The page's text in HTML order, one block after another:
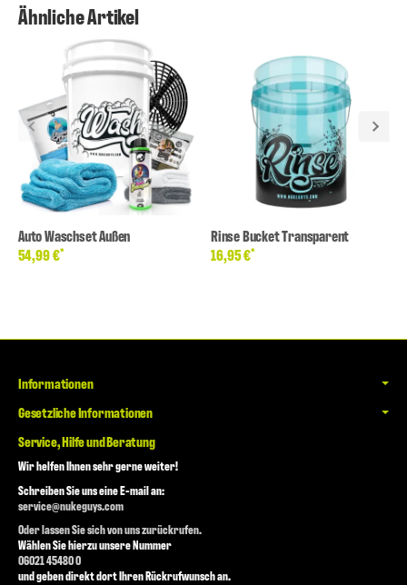
Ähnliche Artikel
Auto Waschset Außen
54,99 €*
Rinse Bucket Transparent
16,95 €*
Informationen
Gesetzliche Informationen
Service, Hilfe und Beratung
Wir helfen Ihnen sehr gerne weiter!
Schreiben Sie uns eine E-mail an:
service@nukeguys.com
Oder lassen Sie sich von uns zurückrufen.
Wählen Sie hierzu unsere Nummer
06021 45480 0
und geben direkt dort Ihren Rückrufwunsch an.